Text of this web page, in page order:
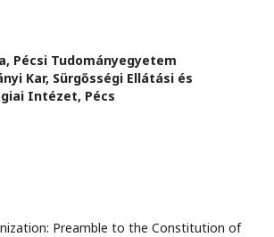
Pécsi Tudományegyetem
Kar, Sürgősségi Ellátási és
Intézet, Pécs
Preamble to the Constitution of